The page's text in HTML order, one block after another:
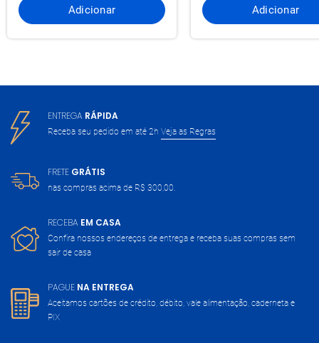
Adicionar Adicionar
ENTREGA RÁPIDA
Receba seu pedido em até 2h Veja as Regras
FRETE GRÁTIS
nas compras acima de R$ 300,00.
RECEBA EM CASA
Confira nossos endereços de entrega e receba suas compras sem
sair de casa
PAGUE NA ENTREGA
Aceitamos cartões de crédito, débito, vale alimentação, caderneta e
PIX